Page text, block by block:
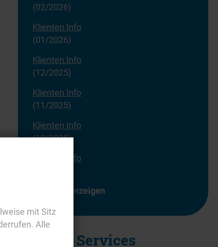
Externe Services
(02/2026)
Klienten Info
(01/2026)
Klienten Info
(12/2025)
Klienten Info
(11/2025)
Klienten Info
(10/2025)
Klienten Info
alle anzeigen
mit Sitz
Alle